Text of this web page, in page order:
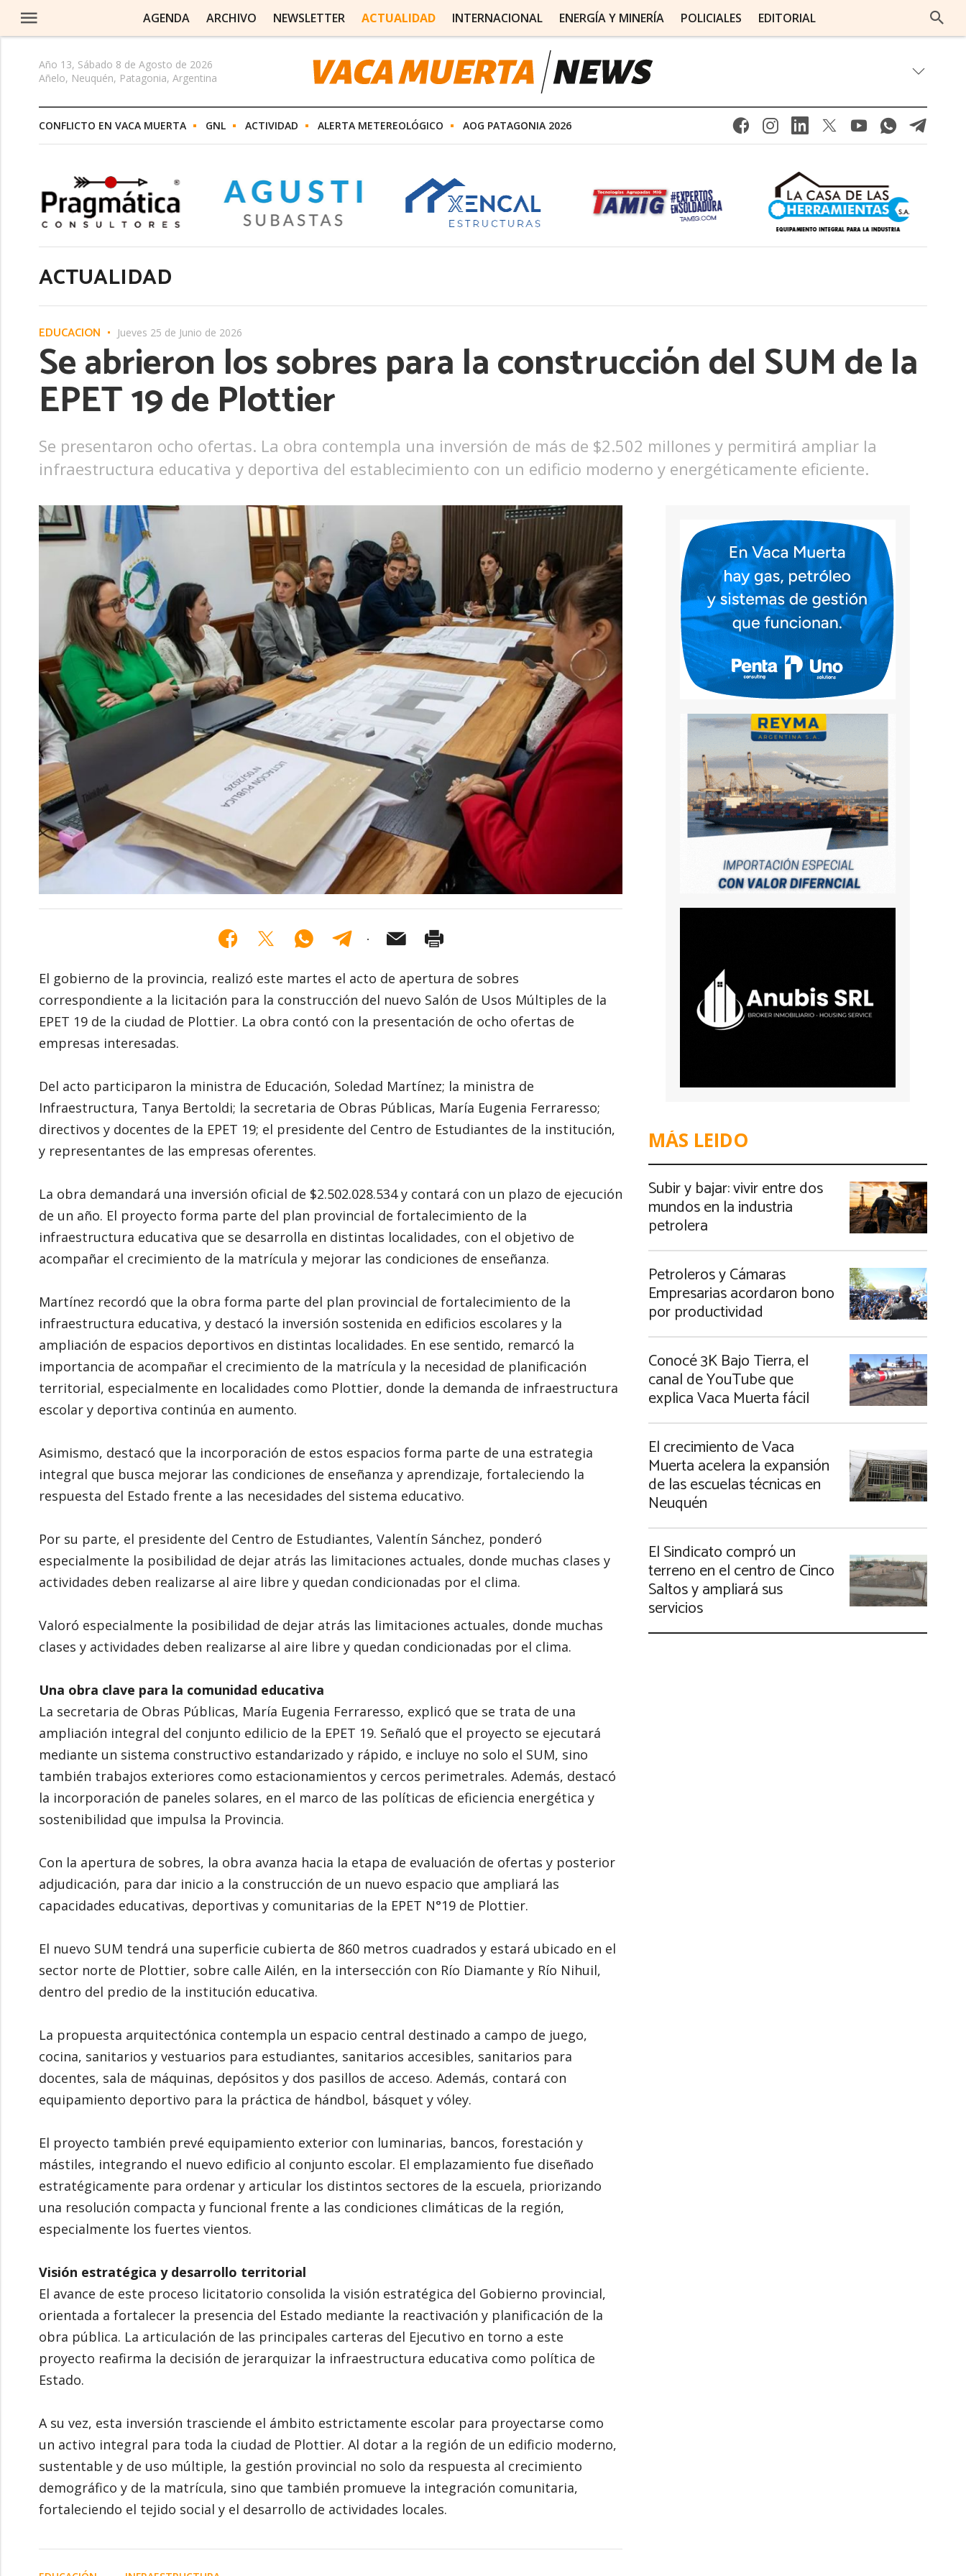
AGENDA ARCHIVO NEWSLETTER ACTUALIDAD INTERNACIONAL ENERGÍA Y MINERÍA POLICIALES EDITORIAL
Año 13, Sábado 8 de Agosto de 2026
Añelo, Neuquén, Patagonia, Argentina
CONFLICTO EN VACA MUERTA GNL ACTIVIDAD ALERTA METEREOLÓGICO AOG PATAGONIA 2026
ACTUALIDAD
EDUCACIÓN Jueves 25 de Junio de 2026
Se abrieron los sobres para la construcción del SUM de la
EPET 19 de Plottier
Se presentaron ocho ofertas. La obra contempla una inversión de más de $2.502 millones y permitirá ampliar la
infraestructura educativa y deportiva del establecimiento con un edificio moderno y energéticamente eficiente.
El gobierno de la provincia, realizó este martes el acto de apertura de sobres
correspondiente a la licitación para la construcción del nuevo Salón de Usos Múltiples de la
EPET 19 de la ciudad de Plottier. La obra contó con la presentación de ocho ofertas de
empresas interesadas.
Del acto participaron la ministra de Educación, Soledad Martínez; la ministra de
Infraestructura, Tanya Bertoldi; la secretaria de Obras Públicas, María Eugenia Ferraresso;
directivos y docentes de la EPET 19; el presidente del Centro de Estudiantes de la institución,
y representantes de las empresas oferentes.
La obra demandará una inversión oficial de $2.502.028.534 y contará con un plazo de ejecución
de un año. El proyecto forma parte del plan provincial de fortalecimiento de la
infraestructura educativa que se desarrolla en distintas localidades, con el objetivo de
acompañar el crecimiento de la matrícula y mejorar las condiciones de enseñanza.
Martínez recordó que la obra forma parte del plan provincial de fortalecimiento de la
infraestructura educativa, y destacó la inversión sostenida en edificios escolares y la
ampliación de espacios deportivos en distintas localidades. En ese sentido, remarcó la
importancia de acompañar el crecimiento de la matrícula y la necesidad de planificación
territorial, especialmente en localidades como Plottier, donde la demanda de infraestructura
escolar y deportiva continúa en aumento.
Asimismo, destacó que la incorporación de estos espacios forma parte de una estrategia
integral que busca mejorar las condiciones de enseñanza y aprendizaje, fortaleciendo la
respuesta del Estado frente a las necesidades del sistema educativo.
Por su parte, el presidente del Centro de Estudiantes, Valentín Sánchez, ponderó
especialmente la posibilidad de dejar atrás las limitaciones actuales, donde muchas clases y
actividades deben realizarse al aire libre y quedan condicionadas por el clima.
Valoró especialmente la posibilidad de dejar atrás las limitaciones actuales, donde muchas
clases y actividades deben realizarse al aire libre y quedan condicionadas por el clima.
Una obra clave para la comunidad educativa
La secretaria de Obras Públicas, María Eugenia Ferraresso, explicó que se trata de una
ampliación integral del conjunto edilicio de la EPET 19. Señaló que el proyecto se ejecutará
mediante un sistema constructivo estandarizado y rápido, e incluye no solo el SUM, sino
también trabajos exteriores como estacionamientos y cercos perimetrales. Además, destacó
la incorporación de paneles solares, en el marco de las políticas de eficiencia energética y
sostenibilidad que impulsa la Provincia.
Con la apertura de sobres, la obra avanza hacia la etapa de evaluación de ofertas y posterior
adjudicación, para dar inicio a la construcción de un nuevo espacio que ampliará las
capacidades educativas, deportivas y comunitarias de la EPET N°19 de Plottier.
El nuevo SUM tendrá una superficie cubierta de 860 metros cuadrados y estará ubicado en el
sector norte de Plottier, sobre calle Ailén, en la intersección con Río Diamante y Río Nihuil,
dentro del predio de la institución educativa.
La propuesta arquitectónica contempla un espacio central destinado a campo de juego,
cocina, sanitarios y vestuarios para estudiantes, sanitarios accesibles, sanitarios para
docentes, sala de máquinas, depósitos y dos pasillos de acceso. Además, contará con
equipamiento deportivo para la práctica de hándbol, básquet y vóley.
El proyecto también prevé equipamiento exterior con luminarias, bancos, forestación y
mástiles, integrando el nuevo edificio al conjunto escolar. El emplazamiento fue diseñado
estratégicamente para ordenar y articular los distintos sectores de la escuela, priorizando
una resolución compacta y funcional frente a las condiciones climáticas de la región,
especialmente los fuertes vientos.
Visión estratégica y desarrollo territorial
El avance de este proceso licitatorio consolida la visión estratégica del Gobierno provincial,
orientada a fortalecer la presencia del Estado mediante la reactivación y planificación de la
obra pública. La articulación de las principales carteras del Ejecutivo en torno a este
proyecto reafirma la decisión de jerarquizar la infraestructura educativa como política de
Estado.
A su vez, esta inversión trasciende el ámbito estrictamente escolar para proyectarse como
un activo integral para toda la ciudad de Plottier. Al dotar a la región de un edificio moderno,
sustentable y de uso múltiple, la gestión provincial no solo da respuesta al crecimiento
demográfico y de la matrícula, sino que también promueve la integración comunitaria,
fortaleciendo el tejido social y el desarrollo de actividades locales.
MÁS LEIDO
Subir y bajar: vivir entre dos
mundos en la industria
petrolera
Petroleros y Cámaras
Empresarias acordaron bono
por productividad
Conocé 3K Bajo Tierra, el
canal de YouTube que
explica Vaca Muerta fácil
El crecimiento de Vaca
Muerta acelera la expansión
de las escuelas técnicas en
Neuquén
El Sindicato compró un
terreno en el centro de Cinco
Saltos y ampliará sus
servicios